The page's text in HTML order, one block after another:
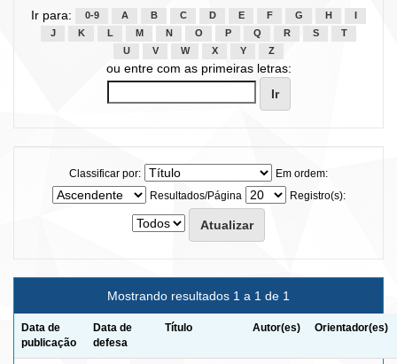
Ir para: 0-9 A B C D E F G H
J
K L M N O P Q R S
T
U
V W X Y Z
ou entre com as primeiras letras:
Classificar por:
Em ordem:
Resultados/Página
Registro(s):
Mostrando resultados 1 a 1 de 1
Data de
publicação
Data de
defesa
Título Autor(es) Orientador(es)